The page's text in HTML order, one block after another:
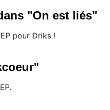
"On est liés"
pour Driks !